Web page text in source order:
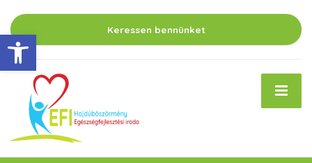
Eszköztár megnyitása
Keressen bennünket